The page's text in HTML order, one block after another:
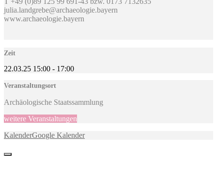
julia.landgrebe@archaeologie.bayern
www.archaeologie.bayern
Zeit
22.03.25 15:00 - 17:00
Veranstaltungsort
Archäologische Staatssammlung
weitere Veranstaltungen
KalenderGoogle Kalender